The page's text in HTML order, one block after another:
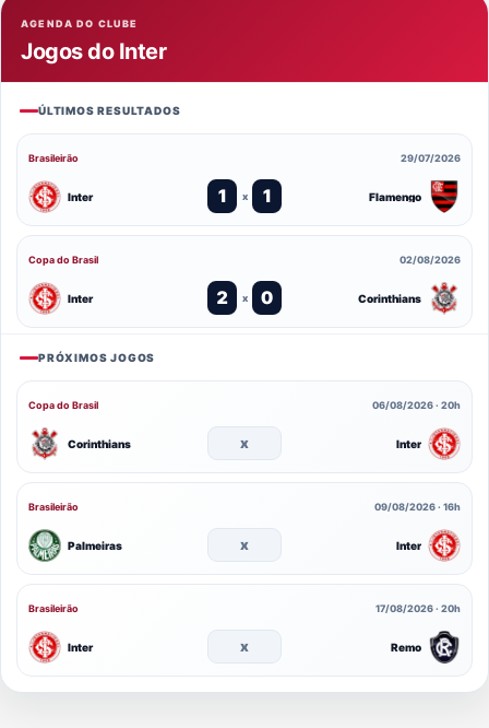
AGENDA DO CLUBE
Jogos do Inter
ÚLTIMOS RESULTADOS
Brasileirão 29/07/2026
Inter 1 x 1 Flamengo
Copa do Brasil 02/08/2026
Inter 2 x 0 Corinthians
PRÓXIMOS JOGOS
Copa do Brasil 06/08/2026 · 20h
Corinthians x Inter
Brasileirão 09/08/2026 · 16h
Palmeiras x Inter
Brasileirão 17/08/2026 · 20h
Inter x Remo